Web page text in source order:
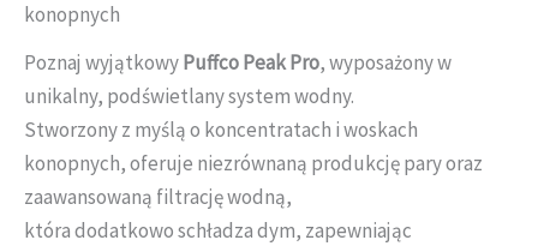
konopnych
Poznaj wyjątkowyPuffco Peak Pro, wyposażony w
unikalny, podświetlany system wodny.
Stworzony z myślą o koncentratach i woskach
konopnych, oferuje niezrównaną produkcję pary oraz
zaawansowaną filtrację wodną,
która dodatkowo schładza dym, zapewniając